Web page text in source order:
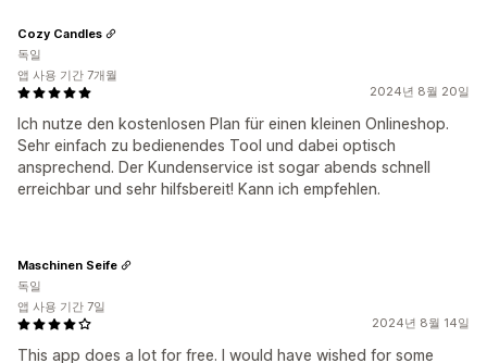
2024년 8월 20일
Ich nutze den kostenlosen Plan für einen kleinen Onlineshop.
Sehr einfach zu bedienendes Tool und dabei optisch
ansprechend. Der Kundenservice ist sogar abends schnell
erreichbar und sehr hilfsbereit! Kann ich empfehlen.
Cozy Candles
독일
앱 사용 기간 7개월
2024년 8월 14일
This app does a lot for free. I would have wished for some
Maschinen Seife
독일
앱 사용 기간 7일